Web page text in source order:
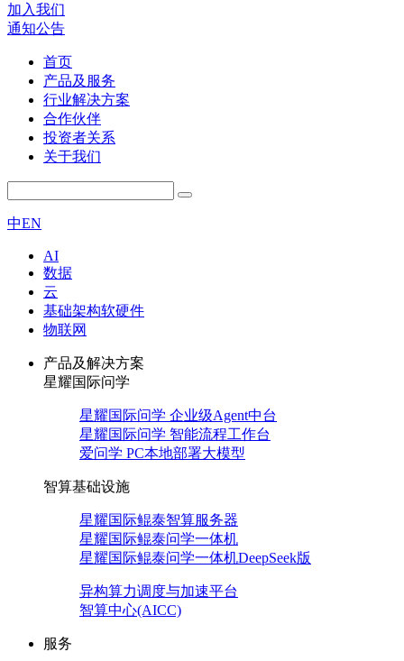
加入我们
通知公告
首页
产品及服务
行业解决方案
合作伙伴
投资者关系
关于我们
中EN
AI
数据
云
基础架构软硬件
物联网
产品及解决方案
星耀国际问学
星耀国际问学 企业级Agent中台
星耀国际问学 智能流程工作台
爱问学 PC本地部署大模型
智算基础设施
星耀国际鲲泰智算服务器
星耀国际鲲泰问学一体机
星耀国际鲲泰问学一体机DeepSeek版
异构算力调度与加速平台
智算中心(AICC)
服务